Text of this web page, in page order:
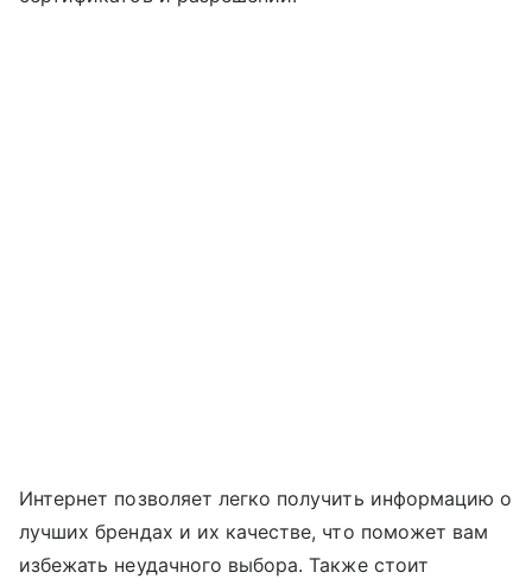
Интернет позволяет легко получить информацию о
лучших брендах и их качестве, что поможет вам
избежать неудачного выбора. Также стоит